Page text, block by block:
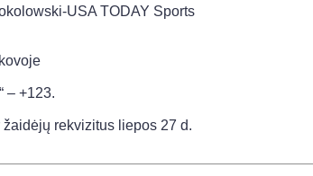
USA TODAY Sports
– +123.
rekvizitus liepos 27 d.